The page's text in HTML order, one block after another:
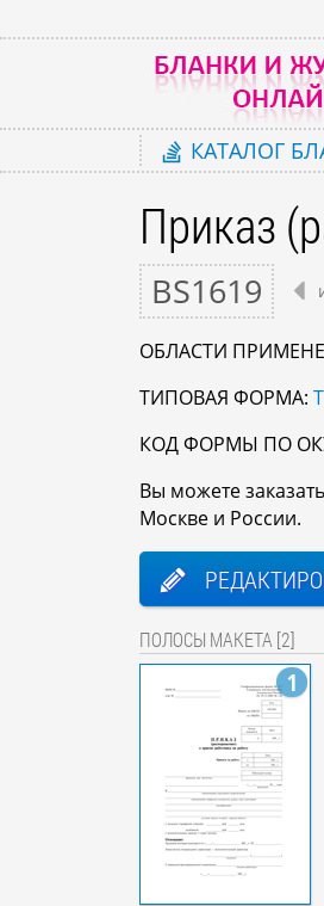
КАТАЛОГ
Приказ
BS1619
ОБЛАСТИ
ТИПОВАЯ ФОРМА:
КОД ФОРМЫ ПО
Вы можете
Москве и России.
ПОЛОСЫ МАКЕТА [2]
1